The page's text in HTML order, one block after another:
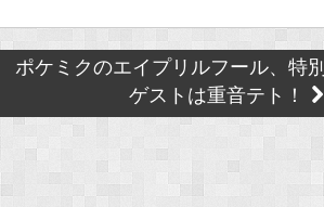
ポケミクのエイプリルフール、特別
ゲストは重音テト！